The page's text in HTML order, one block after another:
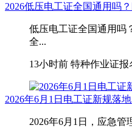
2026低压电工证全国通用吗
低压电工证全国通用吗
全...
13小时前 特种作业证报
2026年6月1日电工证新规落
2026年6月1日，应急